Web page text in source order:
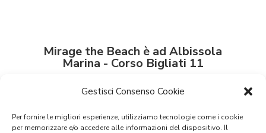
Gestisci Consenso Cookie
Per fornire le migliori esperienze, utilizziamo tecnologie come i cookie
per memorizzare e/o accedere alle informazioni del dispositivo. Il
Mirage the Beach è ad Albissola
Marina - Corso Bigliati 11